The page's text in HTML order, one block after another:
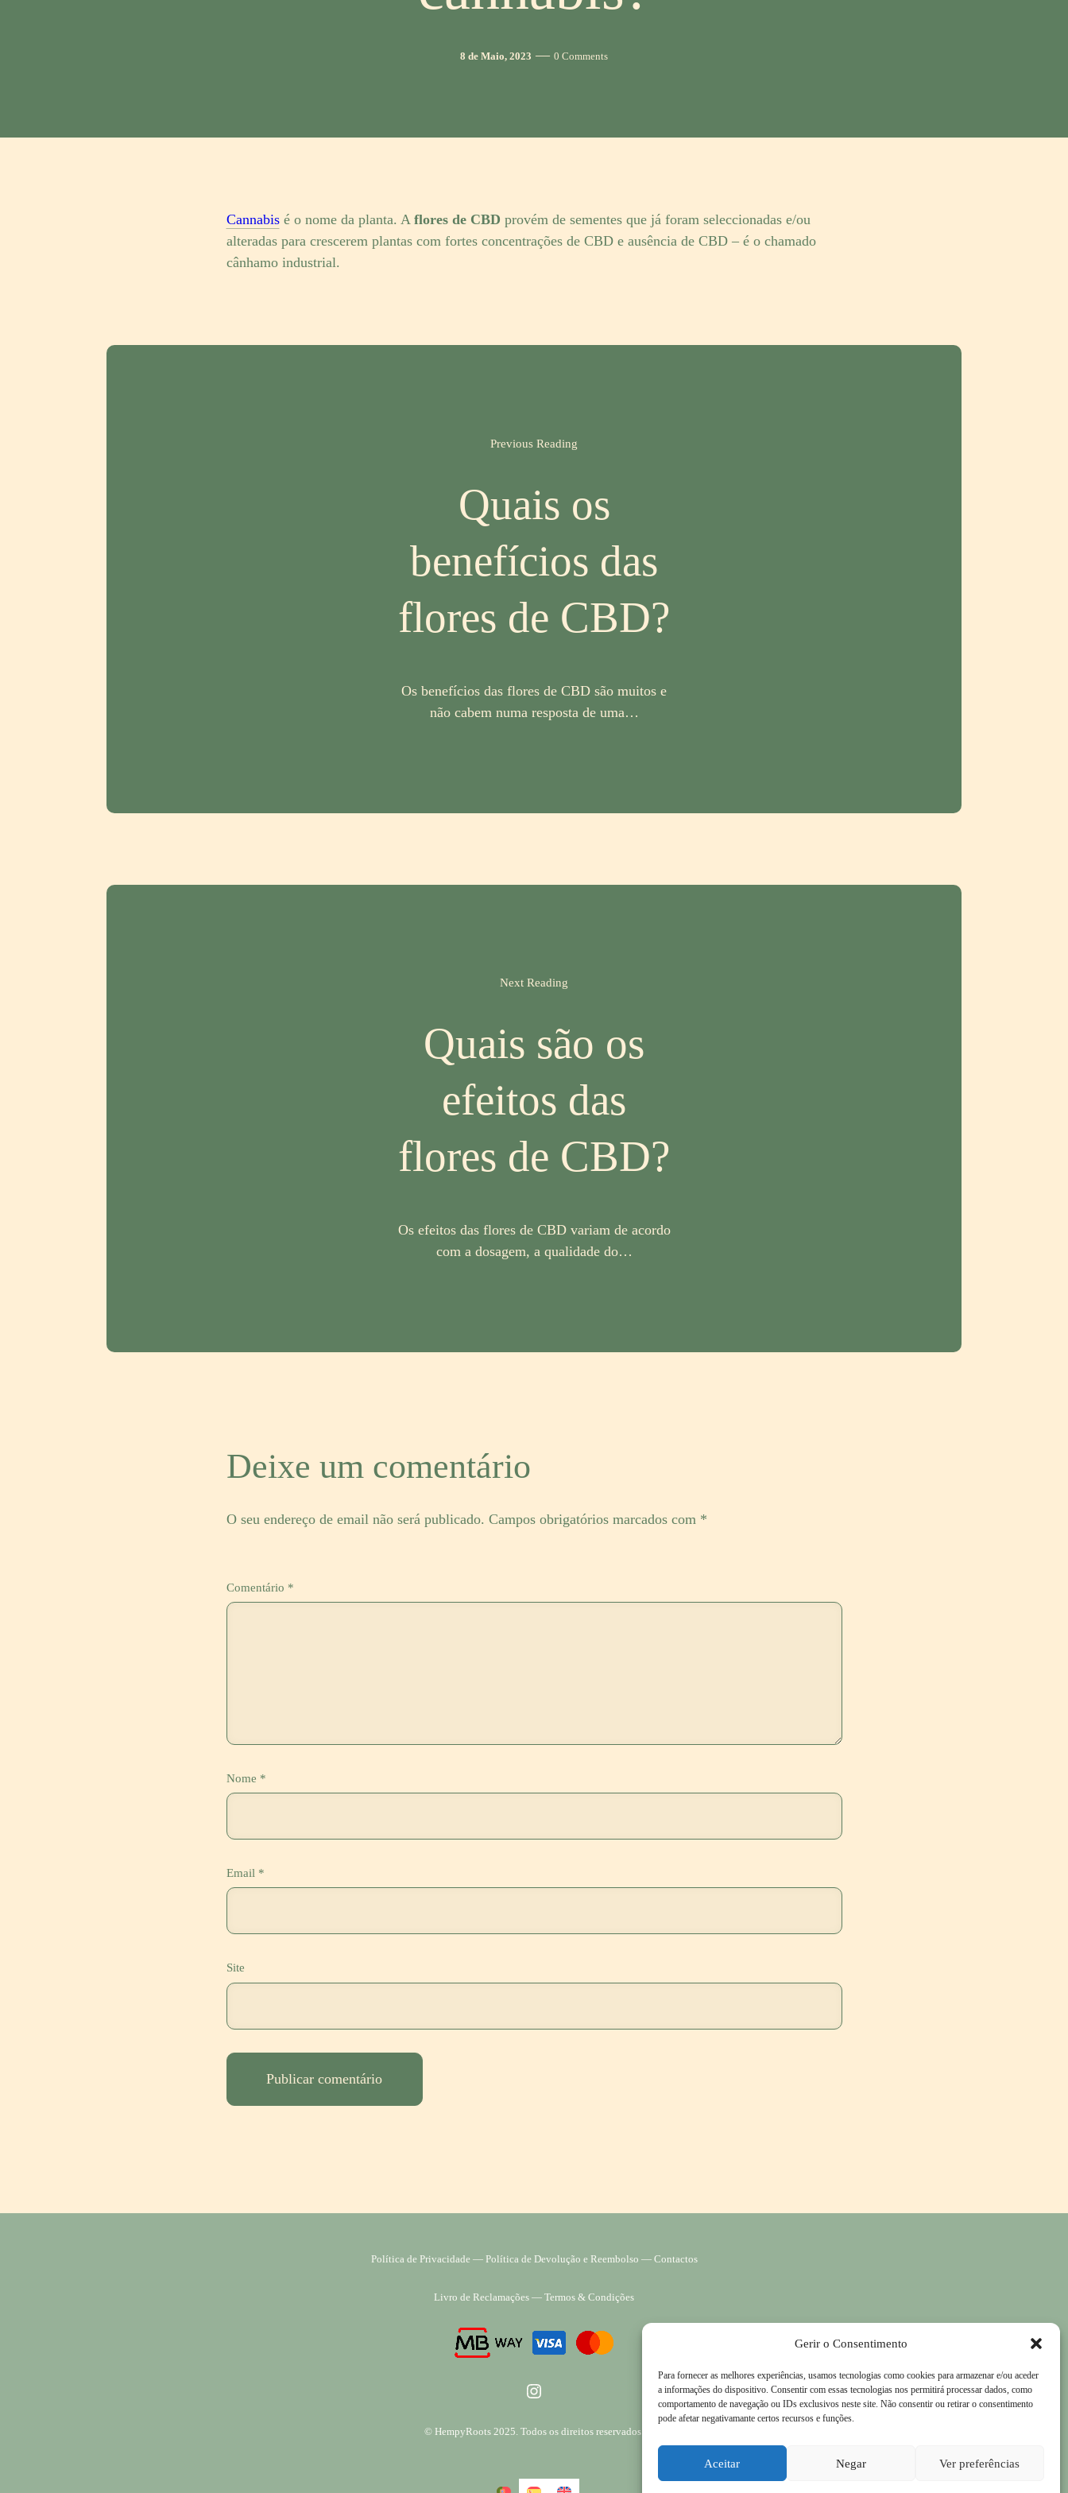
Gerir o Consentimento
Para fornecer as melhores experiências, usamos tecnologias como cookies para armazenar e/ou aceder
a informações do dispositivo. Consentir com essas tecnologias nos permitirá processar dados, como
comportamento de navegação ou IDs exclusivos neste site. Não consentir ou retirar o consentimento
pode afetar negativamante certos recursos e funções.
Aceitar Negar Ver preferências
Post
8 de Maio, 2023 Comments
0 Comments
Cannabisé o nome da planta. A flores de CBD provém de sementes que já foram seleccionadas e/ou
alteradas para crescerem plantas com fortes concentrações de CBD e ausência de CBD – é o chamado
cânhamo industrial.
Previous Reading
Quais os
benefícios das
flores de CBD?
Os benefícios das flores de CBD são muitos e
não cabem numa resposta de uma…
Next Reading
Quais são os
efeitos das
flores de CBD?
Os efeitos das flores de CBD variam de acordo
com a dosagem, a qualidade do…
Deixe um comentário
O seu endereço de email não será publicado. Campos obrigatórios marcados com *
Comentário *
Nome *
Email *
Site
Política de Privacidade ― Política de Devolução e Reembolso ― Contactos
Livro de Reclamações ― Termos & Condições
Instagram
© HempyRoots 2025. Todos os direitos reservados.